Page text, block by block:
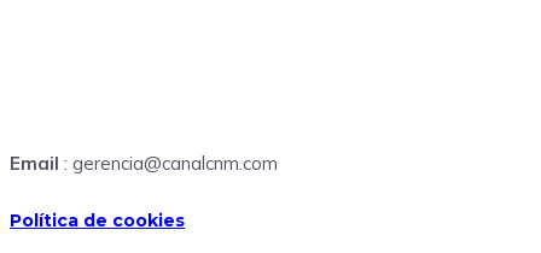
Email : gerencia@canalcnm.com
Política de cookies